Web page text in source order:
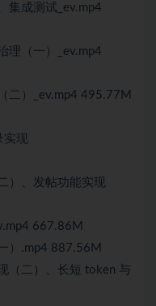
集成测试_ev.mp4
理（一）_ev.mp4
二）_ev.mp4 495.77M
实现
）、发帖功能实现
667.86M
）.mp4 887.56M
（二）、长短 token 与